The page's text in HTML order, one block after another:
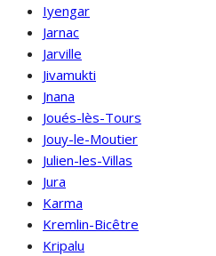
Iyengar
Jarnac
Jarville
Jivamukti
Jnana
Joués-lès-Tours
Jouy-le-Moutier
Julien-les-Villas
Jura
Karma
Kremlin-Bicêtre
Kripalu